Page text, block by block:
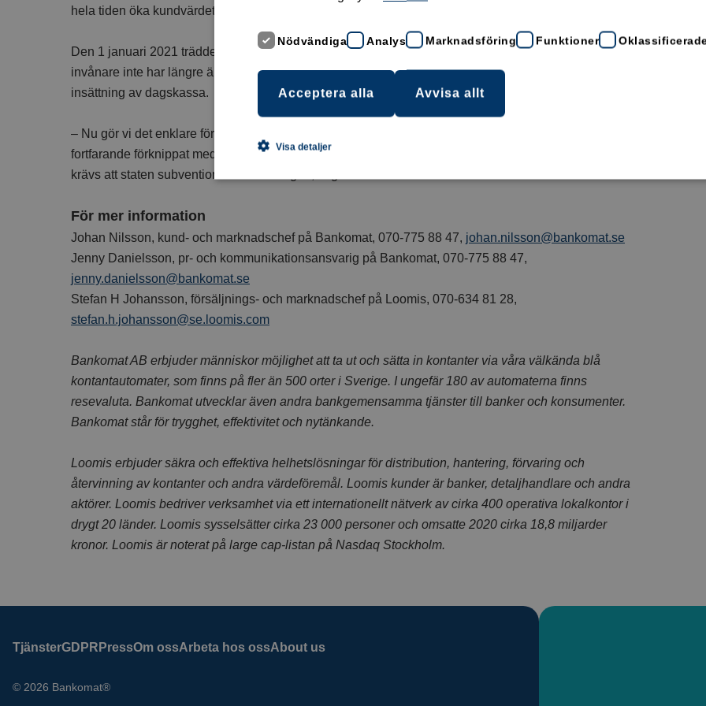
hela tiden öka kundvärdet, säger Stefan Johansson, försäljnings- och marknadschef på Loomis.
Den 1 januari 2021 trädde en ny kontantlag i kraft. Enligt lagen ska sex stora banker se till att landets
invånare inte har längre än 25 kilometer till från sin bostad till närmaste plats för kontantuttag och
insättning av dagskassa.
– Nu gör vi det enklare för butiker, restauranger och föreningar att lämna in sina dagskassor, men det är
fortfarande förknippat med en kostnad. För att verkligen göra det attraktivt att fortsätta ta emot kontanter
krävs att staten subventionerar hanteringen, säger Johan Nilsson.
För mer information
Johan Nilsson, kund- och marknadschef på Bankomat, 070-775 88 47, johan.nilsson@bankomat.se
Jenny Danielsson, pr- och kommunikationsansvarig på Bankomat, 070-775 88 47,
jenny.danielsson@bankomat.se
Stefan H Johansson, försäljnings- och marknadschef på Loomis, 070-634 81 28,
stefan.h.johansson@se.loomis.com
Bankomat AB erbjuder människor möjlighet att ta ut och sätta in kontanter via våra välkända blå
kontantautomater, som finns på fler än 500 orter i Sverige. I ungefär 180 av automaterna finns
resevaluta. Bankomat utvecklar även andra bankgemensamma tjänster till banker och konsumenter.
Bankomat står för trygghet, effektivitet och nytänkande.
Loomis erbjuder säkra och effektiva helhetslösningar för distribution, hantering, förvaring och
återvinning av kontanter och andra värdeföremål. Loomis kunder är banker, detaljhandlare och andra
aktörer. Loomis bedriver verksamhet via ett internationellt nätverk av cirka 400 operativa lokalkontor i
drygt 20 länder. Loomis sysselsätter cirka 23 000 personer och omsatte 2020 cirka 18,8 miljarder
kronor. Loomis är noterat på large cap-listan på Nasdaq Stockholm.
TjänsterGDPR PressOm ossArbeta hos ossAbout us
© 2026 Bankomat®
Nödvändiga Analys Marknadsföring Funktioner
Acceptera alla Avvisa allt
Visa detaljer